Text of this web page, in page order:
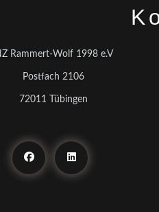
Rammert-Wolf 1998 e.V
Postfach 2106
72011 Tübingen